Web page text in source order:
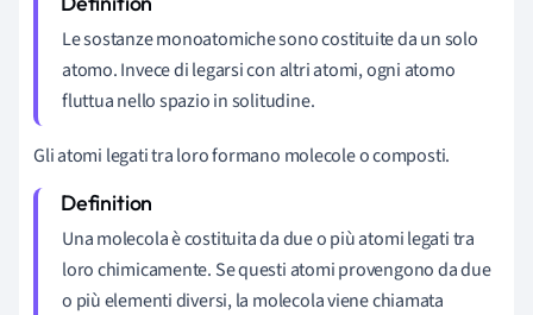
Le sostanze monoatomiche sono costituite da un solo
atomo. Invece di legarsi con altri atomi, ogni atomo
fluttua nello spazio in solitudine.
Gli atomi legati tra loro formano molecole o composti.
Una molecola è costituita da due o più atomi legati tra
loro chimicamente. Se questi atomi provengono da due
o più elementi diversi, la molecola viene chiamata